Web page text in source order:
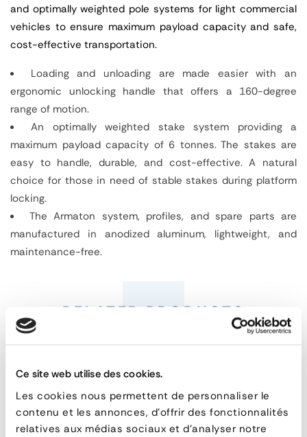
Ce site web utilise des cookies.
Les cookies nous permettent de personnaliser le
contenu et les annonces, d'offrir des fonctionnalités
relatives aux médias sociaux et d'analyser notre
and optimally weighted pole systems for light commercial
vehicles to ensure maximum payload capacity and safe,
cost-effective transportation.
Loading and unloading are made easier with an
ergonomic unlocking handle that offers a 160-degree
range of motion.
An optimally weighted stake system providing a
maximum payload capacity of 6 tonnes. The stakes are
easy to handle, durable, and cost-effective. A natural
choice for those in need of stable stakes during platform
locking.
The Armaton system, profiles, and spare parts are
manufactured in anodized aluminum, lightweight, and
maintenance-free.
fixing
FEATURES
RELATED PRODUCTS